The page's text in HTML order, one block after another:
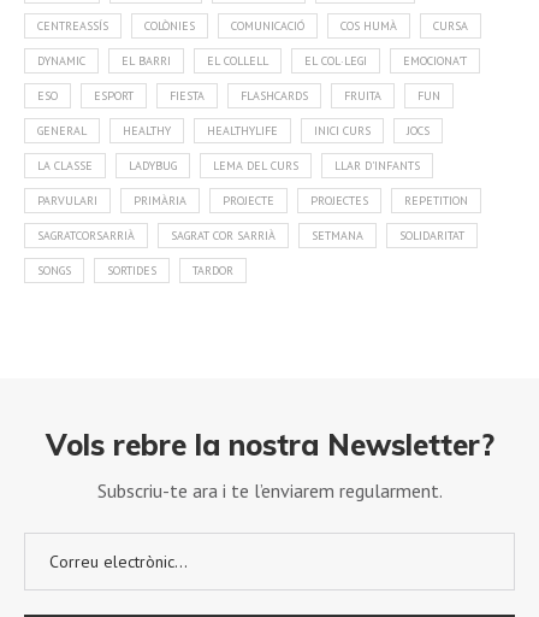
CENTREASSÍS COLÒNIES COMUNICACIÓ COS HUMÀ CURSA
DYNAMIC EL BARRI EL COLLELL EL COL·LEGI EMOCIONA'T
ESO ESPORT FIESTA FLASHCARDS FRUITA FUN
GENERAL HEALTHY HEALTHYLIFE INICI CURS JOCS
LA CLASSE LADYBUG LEMA DEL CURS LLAR D'INFANTS
PARVULARI PRIMÀRIA PROJECTE PROJECTES REPETITION
SAGRATCORSARRIÀ SAGRAT COR SARRIÀ SETMANA SOLIDARITAT
SONGS SORTIDES TARDOR
Vols rebre la nostra Newsletter?
Subscriu-te ara i te l’enviarem regularment.